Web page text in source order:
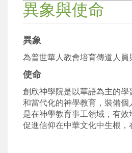
異象與使命
異象
為普世華人教會培育傳道人員
使命
創欣神學院是以華語為主的學
和當代化的神學教育，裝備個
是在神學教育事工領域，有效
促進信仰在中華文化中生根，